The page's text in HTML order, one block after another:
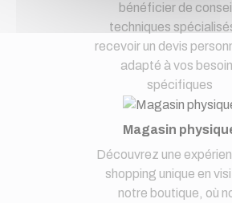
bénéficier de
techniques
recevoir un devis
adapté à vos
spécifiques
Magasin
Découvrez une
shopping unique en
notre boutique, où